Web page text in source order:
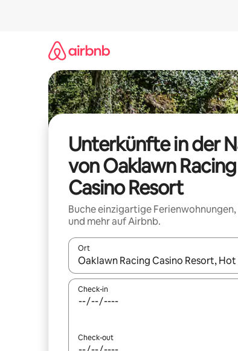
Unterkünfte in der
von Oaklawn Racing
Casino Resort
Buche einzigartige Ferienwohnungen,
und mehr auf Airbnb.
Ort
Wenn Ergebnisse verfügbar sind,
Check-in
Check-out